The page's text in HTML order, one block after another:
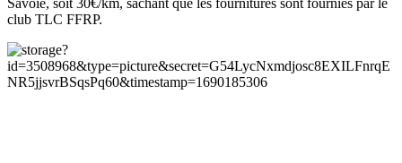
Savoie, soit 30€/km, sachant que les fournitures sont fournies par le
club TLC FFRP.